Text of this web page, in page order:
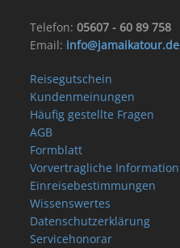
Telefon:05607 - 60 89 758
Email: info@jamaikatour.de
Reisegutschein
Kundenmeinungen
Häufig gestellte Fragen
AGB
Formblatt
Vorvertragliche Information
Einreisebestimmungen
Wissenswertes
Datenschutzerklärung
Servicehonorar